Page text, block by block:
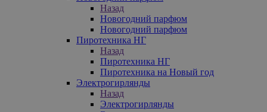
Назад
Новогодний парфюм
Новогодний парфюм
Пиротехника НГ
Назад
Пиротехника НГ
Пиротехника на Новый год
Электрогирлянды
Назад
Электрогирлянды